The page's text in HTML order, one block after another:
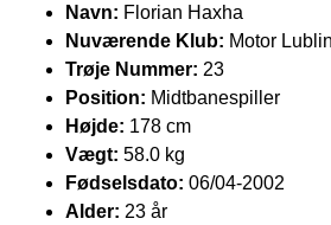
Navn: Florian Haxha
Nuværende Klub: Motor Lublin
Trøje Nummer: 23
Position: Midtbanespiller
Højde: 178 cm
Vægt: 58.0 kg
Fødselsdato: 06/04-2002
Alder: 23 år